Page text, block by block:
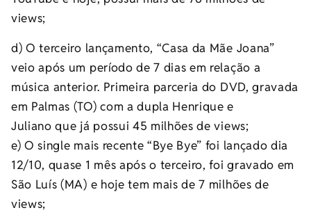
views;
d) O terceiro lançamento, “Casa da Mãe Joana”
veio após um período de 7 dias em relação a
música anterior. Primeira parceria do DVD, gravada
em Palmas (TO) com a dupla Henrique e
Juliano que já possui 45 milhões de views;
e) O single mais recente “Bye Bye” foi lançado dia
12/10, quase 1 mês após o terceiro, foi gravado em
São Luís (MA) e hoje tem mais de 7 milhões de
views;